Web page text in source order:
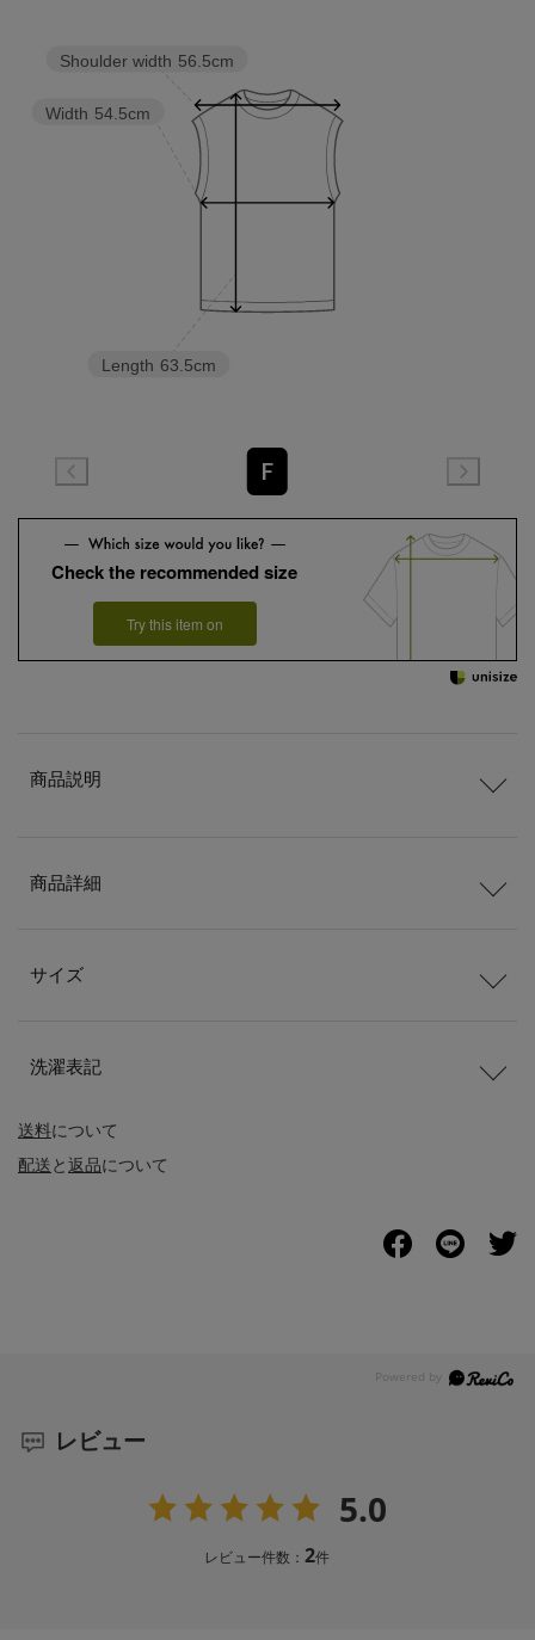
Length 63.5cm
Width 54.5cm
Shoulder width 56.5cm
F
Check the recommended size
Try this item on
送料について
配送と返品について
商品説明
商品詳細
サイズ
洗濯表記
レビュー
5.0
レビュー件数：2件